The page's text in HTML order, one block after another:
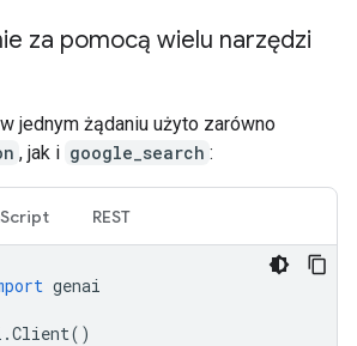
za pomocą wielu narzędzi
jednym żądaniu użyto zarówno
, jak i google_search :
REST
genai
.Client()